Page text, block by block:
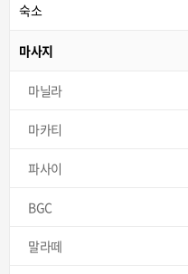
숙소
마사지
마닐라
마카티
파사이
BGC
말라떼